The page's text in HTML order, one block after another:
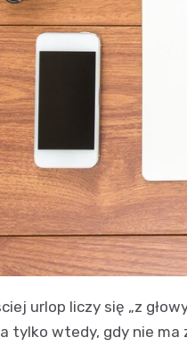
urlop liczy się „z
tylko wtedy, gdy nie